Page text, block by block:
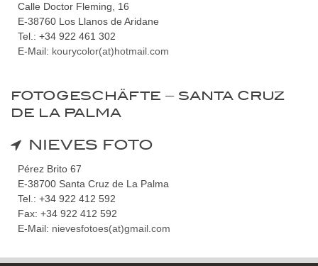
Calle Doctor Fleming, 16
E-38760 Los Llanos de Aridane
Tel.: +34 922 461 302
E-Mail: kourycolor(at)hotmail.com
FOTOGESCHÄFTE – SANTA CRUZ
DE LA PALMA
NIEVES FOTO
Pérez Brito 67
E-38700 Santa Cruz de La Palma
Tel.: +34 922 412 592
Fax: +34 922 412 592
E-Mail: nievesfotoes(at)gmail.com